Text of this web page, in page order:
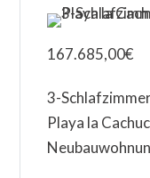
167.685,00€
3-
Playa la